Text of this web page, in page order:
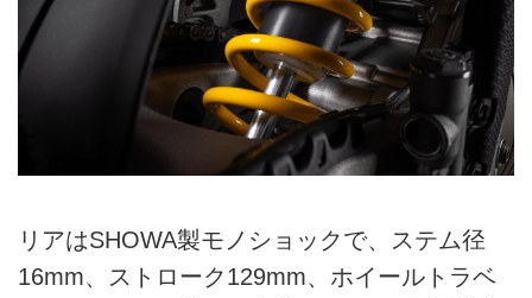
リアはSHOWA製モノショックで、ステム径
16mm、ストローク129mm、ホイールトラベ